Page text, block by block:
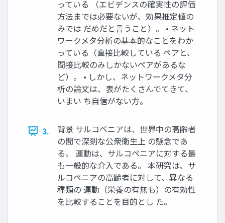
っている （エビデンスの確実性の評価
方法までは必要ないが、効果推定値の
みでは だめだと言うこと）。 • ネット
ワークメタ分析の基本的なことをわか
っている（直接比較している ペアと、
間接比較のみしかないペアがあるな
ど）。 • しかし、ネットワークメタ分
析の論文は、表がたくさんでてきて、
いまい ち自信がない方。
3.
背景 サルコペニアは、世界中の高齢者
の間で深刻な公衆衛生上 の懸念であ
る。 運動は、サルコペニアに対する最
も一般的な介入である。 本研究は、サ
ルコペニアの高齢者に対して、異なる
種類の 運動（栄養の有無も）の有効性
を比較することを目的とし た。